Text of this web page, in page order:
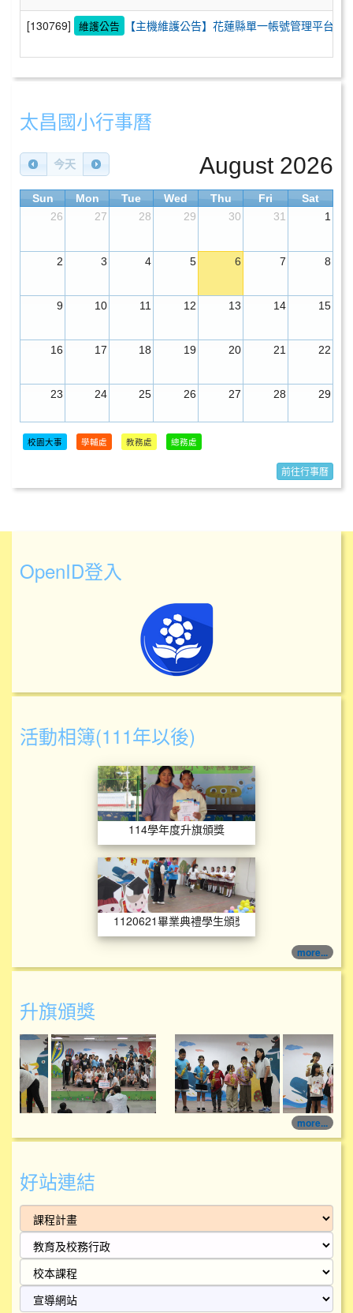
[130769] 維護公告 【主機維護公告】花蓮縣單一帳號管理平台
太昌國小行事曆
今天 August 2026
Sun Mon Tue Wed Thu Fri
Sat
26
27 28 29 30 31 1
2 3 4 5 6 7 8
9 10 11 12 13 14 15
16 17 18 19 20 21 22
23 24 25 26 27 28 29
30 31 1 2
校園大事 學輔處 教務處 總務處
前往行事曆
OpenID登入
活動相簿(111年以後)
114學年度升旗頒獎
114學年度升旗頒獎
1120621畢業典禮
1120621畢業典禮學生頒獎照片
more...
升旗頒獎
114學年度升旗頒獎 114學年度升旗頒獎
more...
好站連結